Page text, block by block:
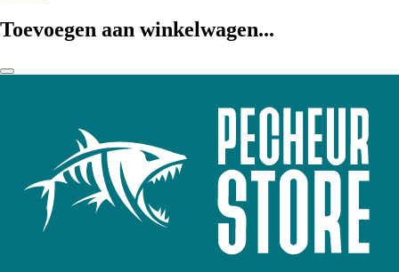
Toevoegen aan winkelwagen...